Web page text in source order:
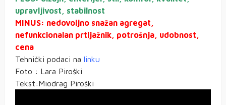
upravljivost, stabilnost
MINUS: nedovoljno snažan agregat,
nefunkcionalan prtljažnik, potrošnja, udobnost,
cena
Tehnički podaci na linku
Foto : Lara Piroški
Tekst:Miodrag Piroški